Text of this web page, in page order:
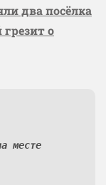
два посёлка
о
месте